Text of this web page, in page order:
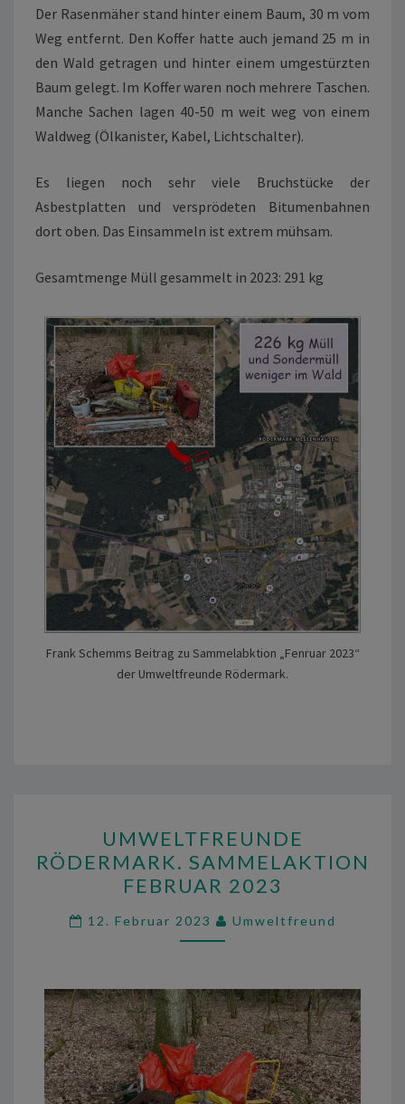
Der Rasenmäher stand hinter einem Baum, 30 m vom
Weg entfernt. Den Koffer hatte auch jemand 25 m in
den Wald getragen und hinter einem umgestürzten
Baum gelegt. Im Koffer waren noch mehrere Taschen.
Manche Sachen lagen 40-50 m weit weg von einem
Waldweg (Ölkanister, Kabel, Lichtschalter).
Es liegen noch sehr viele Bruchstücke der
Asbestplatten und versprödeten Bitumenbahnen
dort oben. Das Einsammeln ist extrem mühsam.
Gesamtmenge Müll gesammelt in 2023: 291 kg
Frank Schemms Beitrag zu Sammelabktion „Fenruar 2023“
der Umweltfreunde Rödermark.
RÖDERMARK.
SAMMELAKTION
FEBRUAR
2023
UMWELTFREUNDE
RÖDERMARK. SAMMELAKTION
FEBRUAR 2023
12. Februar 2023 Umweltfreund